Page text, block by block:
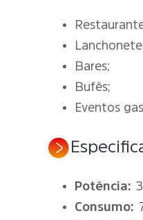
Bares;
Bufês;
Eventos
Potência:
Consumo: